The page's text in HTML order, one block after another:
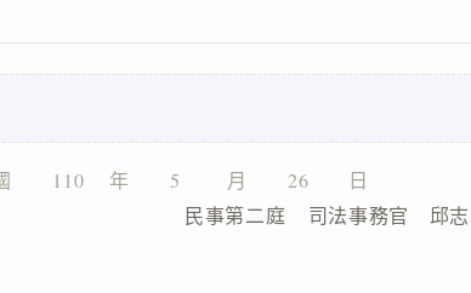
　　110 　年　　5 　　月　　26　　日
民事第二庭    司法事務官　邱